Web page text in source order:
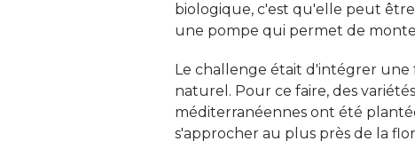
biologique, c'est qu'elle peut
une pompe qui permet de
Le challenge était d'intégrer
naturel. Pour ce faire, des
méditerranéennes ont été
s'approcher au plus près de la